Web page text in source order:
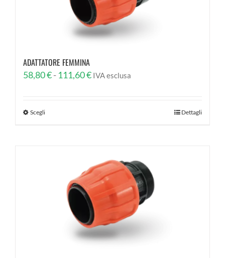
ADATTATORE FEMMINA
58,80€- 111,60€Fascia
IVA esclusa
Scegli Dettagli